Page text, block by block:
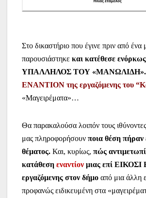
Στο δικαστήριο που έγινε πριν από ένα
παρουσιάστηκε και κατέθεσε
ΥΠΑΛΛΗΛΟΣ ΤΟΥ «ΜΑΝΩΛΙΔΗ».
ΕΝΑΝΤΙΟΝ της εργαζόμενης του
«Μαγειρέματα»…
Θα παρακαλούσα λοιπόν τους
μας πληροφορήσουν ποια θέση πήραν
θέματος. Και, κυρίως, πώς
κατάθεση εναντίον μιας επί
εργαζόμενης στον δήμο από μια άλλη
προφανώς ειδικευμένη στα